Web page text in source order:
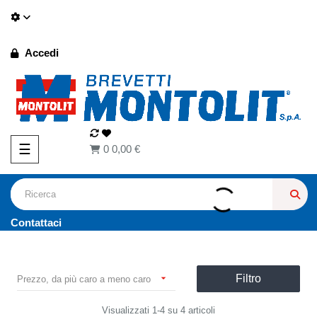
Accedi
navigazione Toggle
☰ 0 0,00 €
Contattaci
Prezzo, da più caro a meno caro  Filtro
Visualizzati 1-4 su 4 articoli